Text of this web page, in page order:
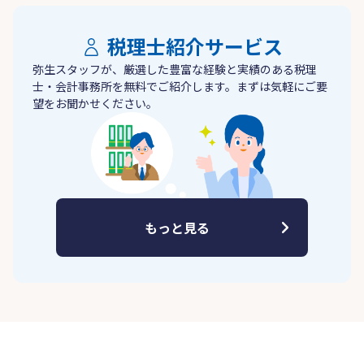
税理士紹介サービス
弥生スタッフが、厳選した豊富な経験と実績のある税理
士・会計事務所を無料でご紹介します。まずは気軽にご要
望をお聞かせください。
もっと見る